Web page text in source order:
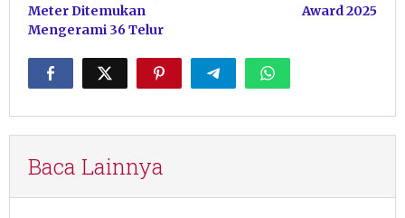
Meter Ditemukan
Mengerami 36 Telur
Award 2025
Baca Lainnya